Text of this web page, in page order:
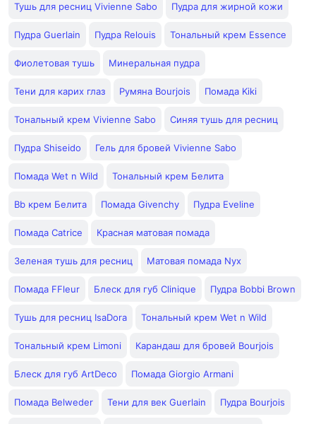
Тушь для ресниц Vivienne Sabo Пудра для жирной кожи
Пудра Guerlain Пудра Relouis Тональный крем Essence
Фиолетовая тушь Минеральная пудра
Тени для карих глаз Румяна Bourjois Помада Kiki
Тональный крем Vivienne Sabo Синяя тушь для ресниц
Пудра Shiseido Гель для бровей Vivienne Sabo
Помада Wet n Wild Тональный крем Белита
Bb крем Белита Помада Givenchy Пудра Eveline
Помада Catrice Красная матовая помада
Зеленая тушь для ресниц Матовая помада Nyx
Помада FFleur Блеск для губ Clinique Пудра Bobbi Brown
Тушь для ресниц IsaDora Тональный крем Wet n Wild
Тональный крем Limoni Карандаш для бровей Bourjois
Блеск для губ ArtDeco Помада Giorgio Armani
Помада Belweder Тени для век Guerlain Пудра Bourjois